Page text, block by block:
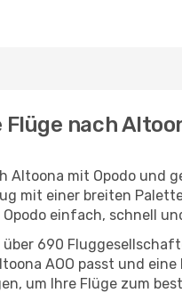
Flüge nach
Altoona mit Opodo und
mit einer breiten
einfach, schnell
690
AOO passt und
um Ihre Flüge zum